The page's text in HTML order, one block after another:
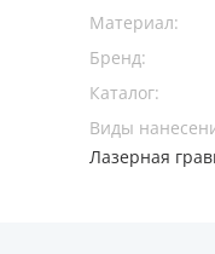
Материал:
Бренд:
Каталог:
Виды
Лазерная